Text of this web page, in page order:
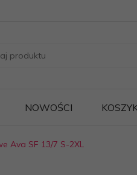
NOWOŚCI
Ava SF 13/7 S-2XL